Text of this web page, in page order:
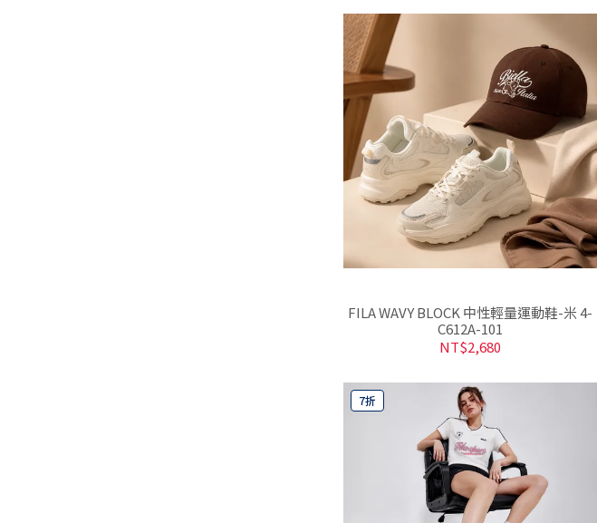
FILA WAVY BLOCK 中性輕量運動鞋-米 4-
C612A-101
NT$2,680
7折